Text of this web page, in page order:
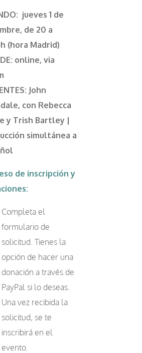
jueves 1 de
de 20 a
(hora Madrid)
online, via
John
con Rebecca
y Trish Bartley |
simultánea a
de inscripción y
Completa el
formulario de
solicitud. Tienes la
opción de hacer una
donación a través de
PayPal si lo deseas.
Una vez recibida la
solicitud, se te
inscribirá en el
evento.